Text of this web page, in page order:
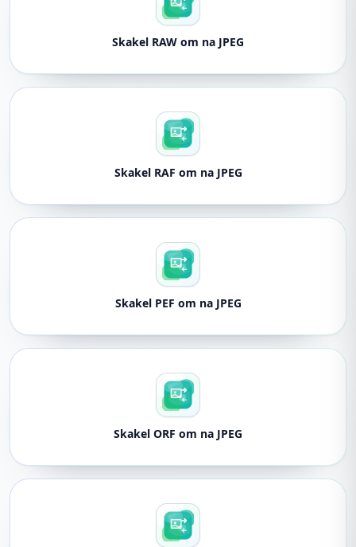
Skakel RAW om na JPEG
Skakel RAF om na JPEG
Skakel PEF om na JPEG
Skakel ORF om na JPEG